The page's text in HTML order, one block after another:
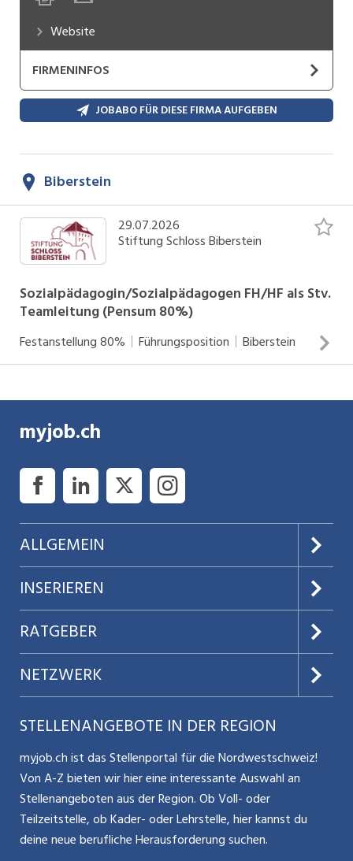
Website
FIRMENINFOS
JOBABO FÜR DIESE FIRMA AUFGEBEN
Biberstein
29.07.2026
Stiftung Schloss Biberstein
Sozialpädagogin/Sozialpädagogen FH/HF als Stv.
Teamleitung (Pensum 80%)
Festanstellung80% Führungsposition Biberstein
Freizeit zu grösstmöglicher Teilhabe und
Selbstbestimmung Pflegerische Assistenzleistungen sowie
(Schlafpikett) Wochenendbetreuung Teilnahme an
Ferienangeboten der Wohngruppe Administrative Arbeiten
Zusammenarbeit mit anderen Bereichen, Angehörigen und
externen Fachpersonen im Rahmen des
Bezugspersonensystems Unterstützung der Teamleitung
sowie Übernahme der Aufgaben und Verantwortung bei
INSERAT ANSEHEN
myjob.ch
ALLGEMEIN
Über uns
AGB
Datenschutz
Nutzungsbedingungen
Glossar
Kontakt
Impressum
INSERIEREN
Preise & Leistungen
Jobs verwalten
Benutzermanual
Bewerber-Cockpit
RATGEBER
Teilzeit / Flexible Arbeitsmodelle
Mitarbeiter 50+ / Pensionierung
Karriere allgemein
NETZWERK
Aargauerzeitung.ch
CH Media
ostjob.ch
zentraljob.ch
STELLENANGEBOTE IN DER REGION
myjob.ch ist das Stellenportal für die Nordwestschweiz!
Von A-Z bieten wir hier eine interessante Auswahl an
Stellenangeboten aus der Region. Ob Voll- oder
Teilzeitstelle, ob Kader- oder Lehrstelle, hier kannst du
deine neue berufliche Herausforderung suchen.